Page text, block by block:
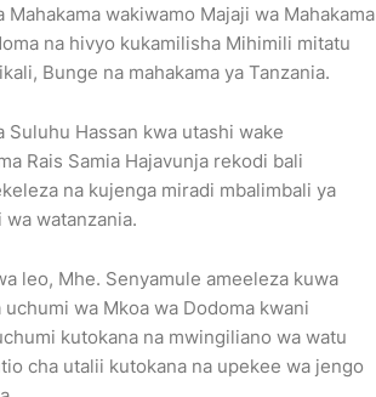
wakiwamo Majaji wa Mahakama
na hivyo kukamilisha Mihimili mitatu
Bunge na mahakama ya Tanzania.
Suluhu Hassan kwa utashi wake
Rais Samia Hajavunja rekodi bali
na kujenga miradi mbalimbali ya
watanzania.
leo, Mhe. Senyamule ameeleza kuwa
wa Mkoa wa Dodoma kwani
kutokana na mwingiliano wa watu
cha utalii kutokana na upekee wa jengo